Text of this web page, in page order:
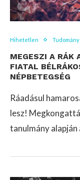
Hihetetlen Tudomány
MEGESZI A RÁK
FIATAL
NÉPBETEGSÉG
Ráadásul
lesz!
tanulmány alapján